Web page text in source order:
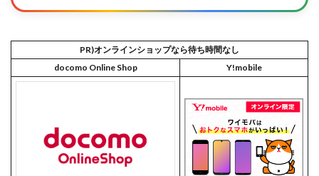
PR)オンラインショップなら待ち時間なし
docomo Online Shop
Y!mobile